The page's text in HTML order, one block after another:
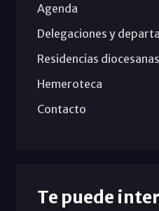
Agenda
Delegaciones y
Residencias diocesanas
Hemeroteca
Contacto
Te puede